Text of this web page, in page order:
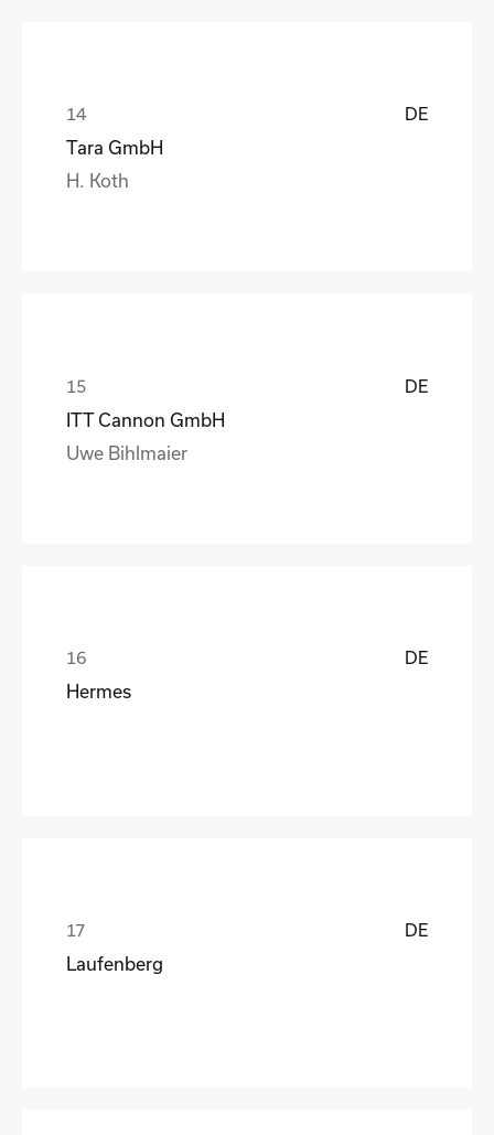
DE
Tara GmbH
H. Koth
DE
ITT Cannon GmbH
Uwe Bihlmaier
DE
Hermes
DE
Laufenberg